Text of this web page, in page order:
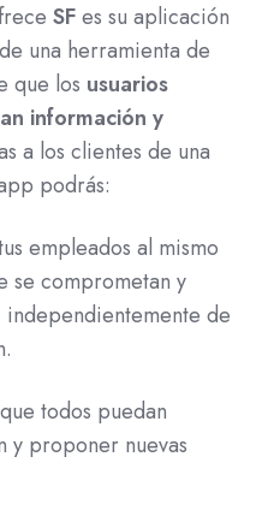
SFes su aplicación
una herramienta de
que los usuarios
información y
a los clientes de una
podrás:
empleados al mismo
se comprometan y
de
todos puedan
proponer nuevas